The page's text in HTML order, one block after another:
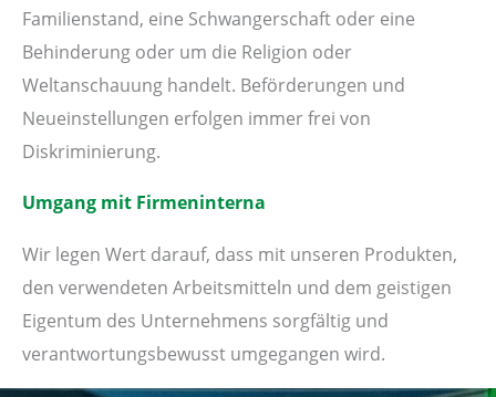
Familienstand, eine Schwangerschaft oder eine
Behinderung oder um die Religion oder
Weltanschauung handelt. Beförderungen und
Neueinstellungen erfolgen immer frei von
Diskriminierung.
Umgang mit Firmeninterna
Wir legen Wert darauf, dass mit unseren Produkten,
den verwendeten Arbeitsmitteln und dem geistigen
Eigentum des Unternehmens sorgfältig und
verantwortungsbewusst umgegangen wird.